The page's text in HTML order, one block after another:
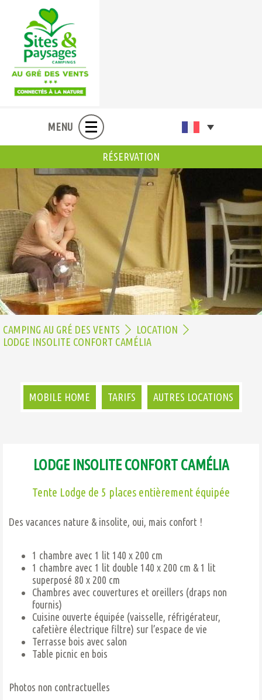
MENU
RÉSERVATION
CAMPING AU GRÉ DES VENTS
LOCATION
LODGE INSOLITE CONFORT CAMÉLIA
MOBILE HOME TARIFS AUTRES LOCATIONS
LODGE INSOLITE CONFORT CAMÉLIA
Tente Lodge de 5 places entièrement équipée
Des vacances nature & insolite, oui, mais confort !
1 chambre avec 1 lit 140 x 200 cm
1 chambre avec 1 lit double 140 x 200 cm & 1 lit
superposé 80 x 200 cm
Chambres avec couvertures et oreillers (draps non
fournis)
Cuisine ouverte équipée (vaisselle, réfrigérateur,
cafetière électrique filtre) sur l’espace de vie
Terrasse bois avec salon
Table picnic en bois
Photos non contractuelles